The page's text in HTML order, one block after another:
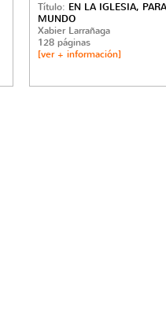
Título: EN LA IGLESIA,
MUNDO
Xabier Larrañaga
128 páginas
[ver + información]